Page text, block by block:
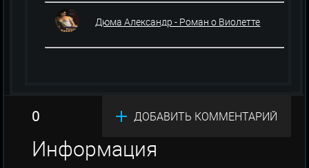
Дюма Александр - Роман о Виолетте
0 ДОБАВИТЬ КОММЕНТАРИЙ
Информация